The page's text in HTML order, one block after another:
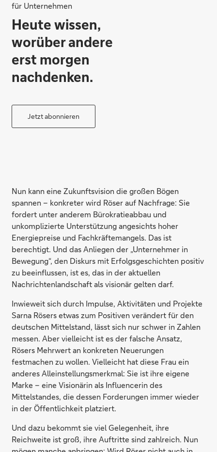
für Unternehmen
Heute wissen,
worüber andere
erst morgen
nachdenken.
Jetzt abonnieren
Nun kann eine Zukunftsvision die großen Bögen
spannen – konkreter wird Röser auf Nachfrage: Sie
fordert unter anderem Bürokratieabbau und
unkomplizierte Unterstützung angesichts hoher
Energiepreise und Fachkräftemangels. Das ist
berechtigt. Und das Anliegen der „Unternehmer in
Bewegung“, den Diskurs mit Erfolgsgeschichten positiv
zu beeinflussen, ist es, das in der aktuellen
Nachrichtenlandschaft als visionär gelten darf.
Inwieweit sich durch Impulse, Aktivitäten und Projekte
Sarna Rösers etwas zum Positiven verändert für den
deutschen Mittelstand, lässt sich nur schwer in Zahlen
messen. Aber vielleicht ist es der falsche Ansatz,
Rösers Mehrwert an konkreten Neuerungen
festmachen zu wollen. Vielleicht hat diese Frau ein
anderes Alleinstellungsmerkmal: Sie ist ihre eigene
Marke – eine Visionärin als Influencerin des
Mittelstandes, die dessen Forderungen immer wieder
in der Öffentlichkeit platziert.
Und dazu bekommt sie viel Gelegenheit, ihre
Reichweite ist groß, ihre Auftritte sind zahlreich. Nun